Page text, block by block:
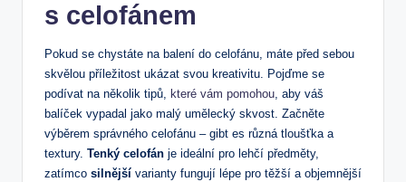
s celofánem
Pokud se chystáte na balení do celofánu, máte před sebou
skvělou příležitost ukázat svou kreativitu. Pojďme se
podívat na několik tipů, které vám pomohou, aby váš
balíček vypadal jako malý umělecký skvost. Začněte
výběrem správného celofánu – gibt es různá tloušťka a
textury. Tenký celofán je ideální pro lehčí předměty,
zatímco silnější varianty fungují lépe pro těžší a objemnější